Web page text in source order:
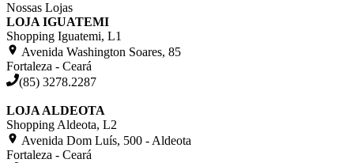
Nossas Lojas
LOJA IGUATEMI
Shopping Iguatemi, L1
Avenida Washington Soares, 85
Fortaleza - Ceará
(85) 3278.2287
LOJA ALDEOTA
Shopping Aldeota, L2
Avenida Dom Luís, 500 - Aldeota
Fortaleza - Ceará